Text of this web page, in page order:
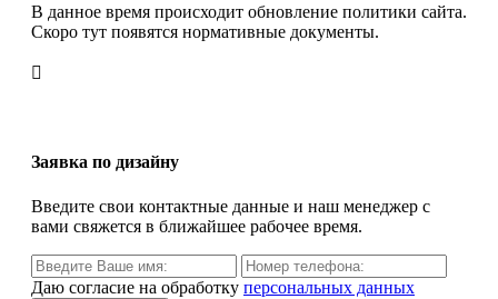
В данное время происходит обновление политики сайта.
Скоро тут появятся нормативные документы.

Заявка по дизайну
Введите свои контактные данные и наш менеджер с
вами свяжется в ближайшее рабочее время.
Даю согласие на обработку персональных данных